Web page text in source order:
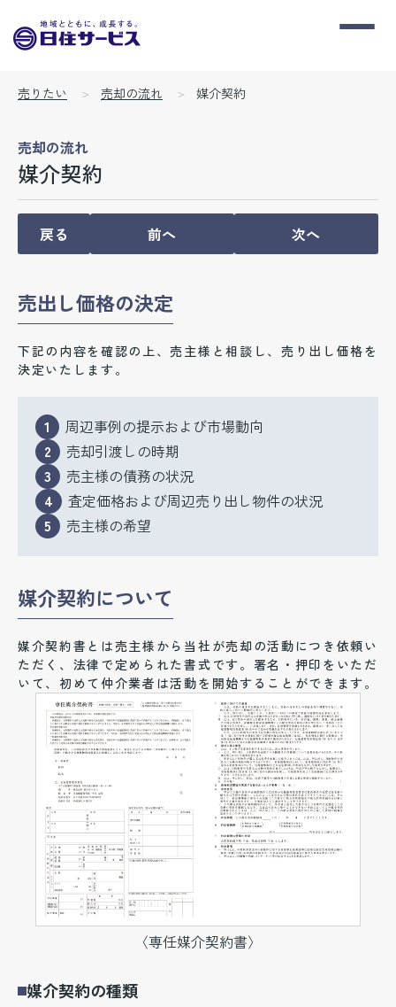
売りたい 売却の流れ 媒介契約
売却の流れ
媒介契約
戻る 前へ 次へ
売出し価格の決定
下記の内容を確認の上、売主様と相談し、売り出し価格を
決定いたします。
1
周辺事例の提示および市場動向
2
売却引渡しの時期
3
売主様の債務の状況
4
査定価格および周辺売り出し物件の状況
5
売主様の希望
媒介契約について
媒介契約書とは売主様から当社が売却の活動につき依頼い
ただく、法律で定められた書式です。署名・押印をいただ
いて、初めて仲介業者は活動を開始することができます。
〈専任媒介契約書〉
媒介契約の種類